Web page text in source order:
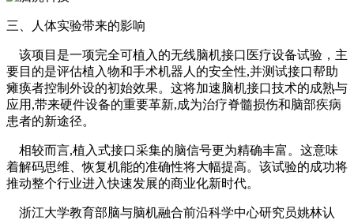
三、人体实验带来的影响
该项目是一项完全可植入的无线脑机接口医疗设备试验，主
要目的是评估植入物和手术机器人的安全性,并测试接口帮助
瘫痪者控制外设的初始效果。这将加速脑机接口技术的成熟与
应用,带来硬件设备的重要革新,成为治疗脊髓损伤和脑部疾病
患者的新途径。
相较而言,植入式接口采集的脑信号更为精确丰富。这意味
着解码思维、恢复机能的准确性将大幅提高。该试验的成功将
推动整个行业进入快速发展的商业化新时代。
浙江大学教育部脑与脑机融合前沿科学中心研究员姚林认